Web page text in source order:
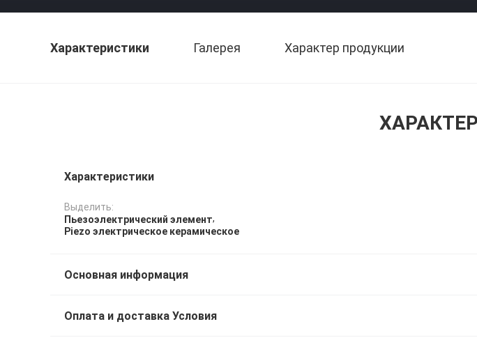
Характеристики Галерея Характер продукции
Характеристики
Выделить:
Пьезоэлектрический элемент,
Piezo электрическое керамическое
Основная информация
Оплата и доставка Условия